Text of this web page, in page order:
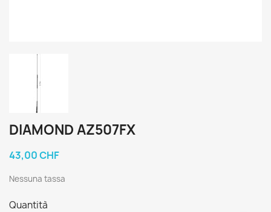
DIAMOND AZ507FX
43,00 CHF
Nessuna tassa
Quantità